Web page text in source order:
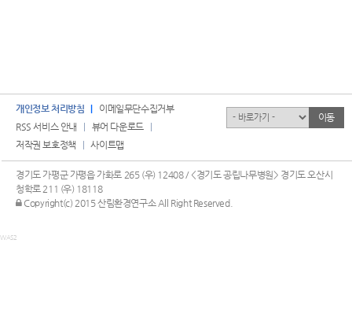
개인정보 처리방침
이메일무단수집거부
RSS 서비스 안내
뷰어 다운로드
저작권 보호정책
사이트맵
경기도 가평군 가평읍 가화로 265 (우) 12408 / <경기도 공립나무병원> 경기도 오산시
청학로 211 (우) 18118
관리자 로그인
Copyright(c) 2015 산림환경연구소 All Right Reserved.
유관기관 이동
WAS2